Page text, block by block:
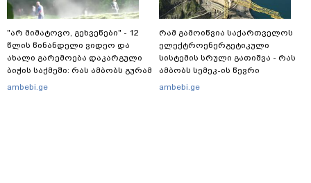
"არ მიმატოვო, გეხვეწები" - 12
წლის წინანდელი ვიდეო და
ახალი გარემოება დაკარგული
ბიჭის საქმეში: რას ამბობს გურამ
დადიანიძის დედა
ambebi.ge
რამ გამოიწვია საქართველოს
ელექტროენერგეტიკული
სისტემის სრული გათიშვა - რას
ამბობს სემეკ-ის წევრი
ambebi.ge